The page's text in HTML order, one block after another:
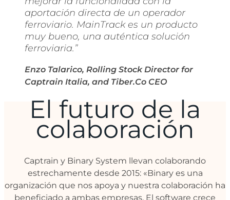
aportación directa de un operador
ferroviario. MainTrack es un producto
muy bueno, una auténtica solución
ferroviaria.”
Enzo Talarico, Rolling Stock Director for
Captrain Italia, and Tiber.Co CEO
El futuro de la
colaboración
Captrain y Binary System llevan colaborando
estrechamente desde 2015: «Binary es una
organización que nos apoya y nuestra colaboración ha
beneficiado a ambas empresas. El software crece